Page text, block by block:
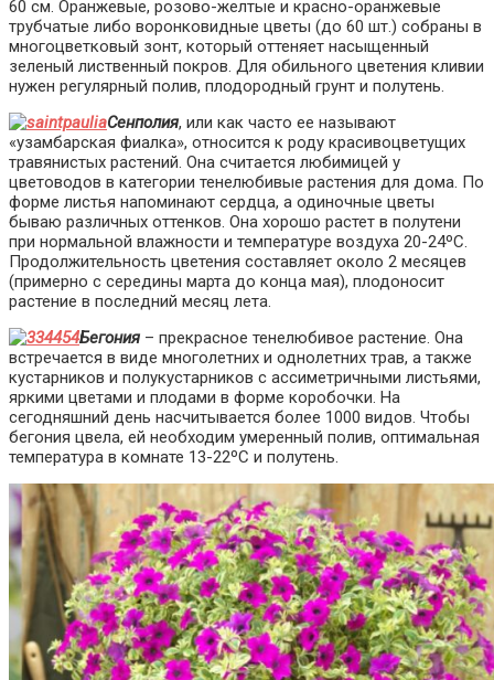
60 см. Оранжевые, розово-желтые и красно-оранжевые
трубчатые либо воронковидные цветы (до 60 шт.) собраны в
многоцветковый зонт, который оттеняет насыщенный
зеленый лиственный покров. Для обильного цветения кливии
нужен регулярный полив, плодородный грунт и полутень.
Сенполия, или как часто ее называют
«узамбарская фиалка», относится к роду красивоцветущих
травянистых растений. Она считается любимицей у
цветоводов в категории тенелюбивые растения для дома. По
форме листья напоминают сердца, а одиночные цветы
бываю различных оттенков. Она хорошо растет в полутени
при нормальной влажности и температуре воздуха 20-24ºС.
Продолжительность цветения составляет около 2 месяцев
(примерно с середины марта до конца мая), плодоносит
растение в последний месяц лета.
Бегония – прекрасное тенелюбивое растение. Она
встречается в виде многолетних и однолетних трав, а также
кустарников и полукустарников с ассиметричными листьями,
яркими цветами и плодами в форме коробочки. На
сегодняшний день насчитывается более 1000 видов. Чтобы
бегония цвела, ей необходим умеренный полив, оптимальная
температура в комнате 13-22ºС и полутень.